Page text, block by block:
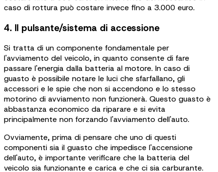
caso di rottura può costare invece fino a 3.000 euro.
4. Il pulsante/sistema di accessione
Si tratta di un componente fondamentale per
l'avviamento del veicolo, in quanto consente di fare
passare l'energia dalla batteria al motore. In caso di
guasto è possibile notare le luci che sfarfallano, gli
accessori e le spie che non si accendono e lo stesso
motorino di avviamento non funzionerà. Questo guasto è
abbastanza economico da riparare e si evita
principalmente non forzando l'avviamento dell'auto.
Ovviamente, prima di pensare che uno di questi
componenti sia il guasto che impedisce l'accensione
dell'auto, è importante verificare che la batteria del
veicolo sia funzionante e carica e che ci sia carburante.